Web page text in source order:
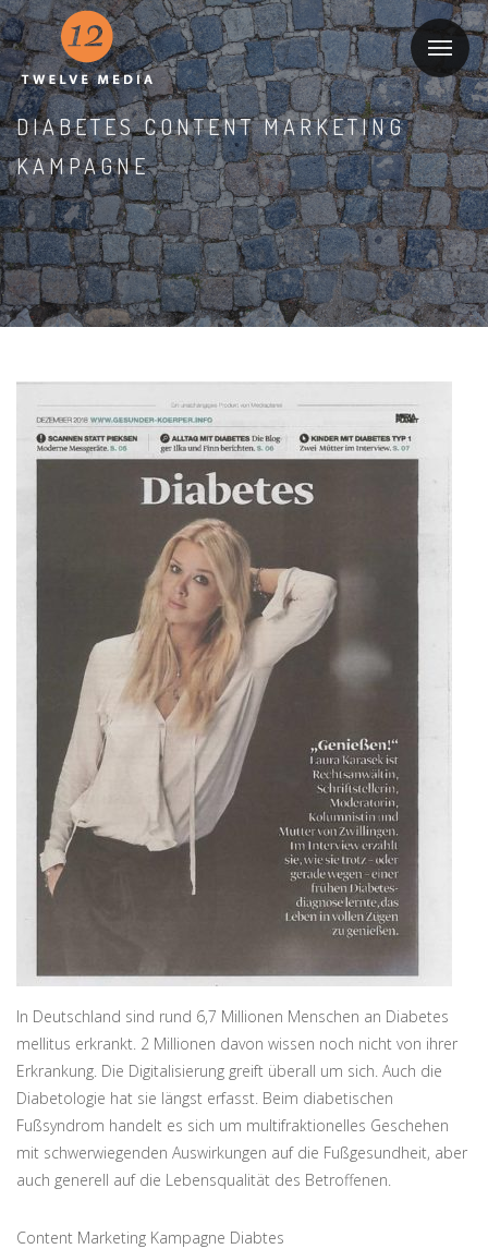
DIABETES CONTENT MARKETING
KAMPAGNE
In Deutschland sind rund 6,7 Millionen Menschen an Diabetes
mellitus erkrankt. 2 Millionen davon wissen noch nicht von ihrer
Erkrankung. Die Digitalisierung greift überall um sich. Auch die
Diabetologie hat sie längst erfasst. Beim diabetischen
Fußsyndrom handelt es sich um multifraktionelles Geschehen
mit schwerwiegenden Auswirkungen auf die Fußgesundheit, aber
auch generell auf die Lebensqualität des Betroffenen.
Content Marketing Kampagne Diabtes